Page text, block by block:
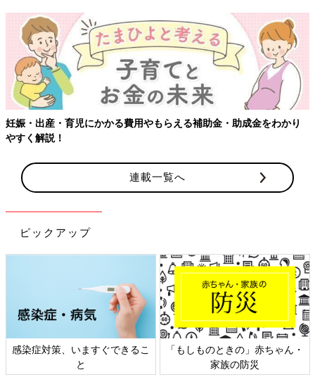
妊娠・出産・育児にかかる費用やもらえる補助金・助成金をわかり
やすく解説！
連載一覧へ
ピックアップ
感染症対策、いますぐできるこ
と
「もしものときの」赤ちゃん・
家族の防災